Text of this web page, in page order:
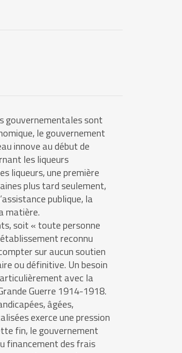
gouvernementales sont
le gouvernement
innove au début de
les liqueurs
liqueurs, une première
plus tard seulement,
publique, la
matière.
soit « toute personne
reconnu
sur aucun soutien
ou définitive. Un besoin
avec la
Guerre 1914-1918.
âgées,
exerce une pression
fin, le gouvernement
financement des frais